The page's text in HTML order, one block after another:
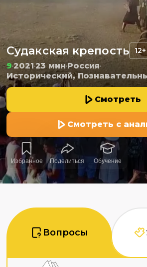
Судакская крепость 12+
9202123 мин Россия
Исторический,
Смотреть
Смотреть с
Избранное Поделиться Обучение
Вопросы